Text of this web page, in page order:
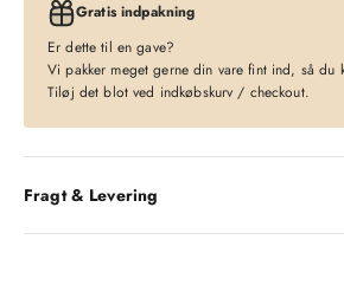
Gratis indpakning
Er dette til en gave?
Vi pakker meget gerne din vare fint ind, så du
Tiløj det blot ved indkøbskurv / checkout.
Fragt & Levering